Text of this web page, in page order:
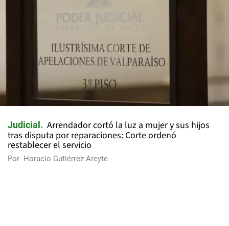
Judicial
Arrendador cortó la luz a mujer y sus hijos
tras disputa por reparaciones: Corte ordenó
restablecer el servicio
Por Horacio Gutiérrez Areyte